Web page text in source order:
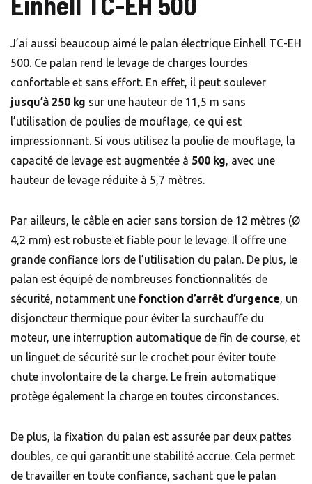
J’ai aussi beaucoup aimé le palan électrique Einhell TC-EH
500. Ce palan rend le levage de charges lourdes
confortable et sans effort. En effet, il peut soulever
jusqu’à 250 kg sur une hauteur de 11,5 m sans
l’utilisation de poulies de mouflage, ce qui est
impressionnant. Si vous utilisez la poulie de mouflage, la
capacité de levage est augmentée à 500 kg, avec une
hauteur de levage réduite à 5,7 mètres.
Par ailleurs, le câble en acier sans torsion de 12 mètres (Ø
4,2 mm) est robuste et fiable pour le levage. Il offre une
grande confiance lors de l’utilisation du palan. De plus, le
palan est équipé de nombreuses fonctionnalités de
sécurité, notamment une fonction d’arrêt d’urgence, un
disjoncteur thermique pour éviter la surchauffe du
moteur, une interruption automatique de fin de course, et
un linguet de sécurité sur le crochet pour éviter toute
chute involontaire de la charge. Le frein automatique
protège également la charge en toutes circonstances.
De plus, la fixation du palan est assurée par deux pattes
doubles, ce qui garantit une stabilité accrue. Cela permet
de travailler en toute confiance, sachant que le palan